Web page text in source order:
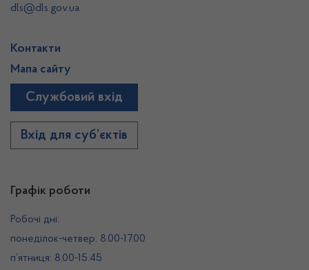
Графік роботи
Робочі дні:
понеділок-четвер: 8.00-17.00
п’ятниця: 8.00-15.45
dls@dls.gov.ua
Контакти
Мапа сайту
Службовий вхід
Вхід для суб’єктів